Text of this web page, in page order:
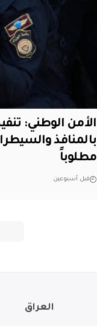
مطلوباً
قبل أسبوعين
العراق